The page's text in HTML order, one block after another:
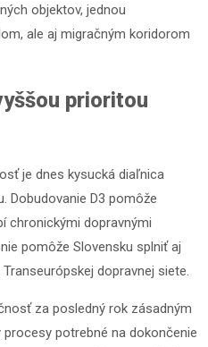
objektov, jednou
ale aj migračným koridorom
prioritou
je dnes kysucká diaľnica
Dobudovanie D3 pomôže
chronickými dopravnými
pomôže Slovensku splniť aj
dopravnej siete.
za posledný rok zásadným
potrebné na dokončenie